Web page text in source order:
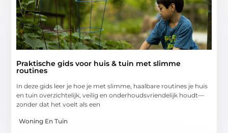
Praktische gids voor huis & tuin met slimme
routines
In deze gids leer je hoe je met slimme, haalbare routines je huis
en tuin overzichtelijk, veilig en onderhoudsvriendelijk houdt—
zonder dat het voelt als een
Woning En Tuin